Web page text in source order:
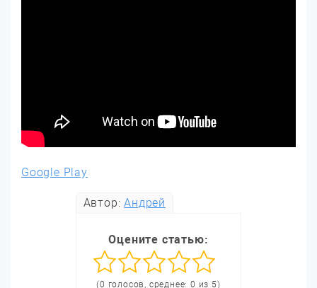
Google Play
Автор:Андрей
Оцените статью:
(0 голосов, среднее: 0 из 5)